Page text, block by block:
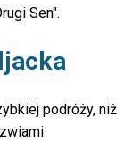
Sen".
podróży, niż